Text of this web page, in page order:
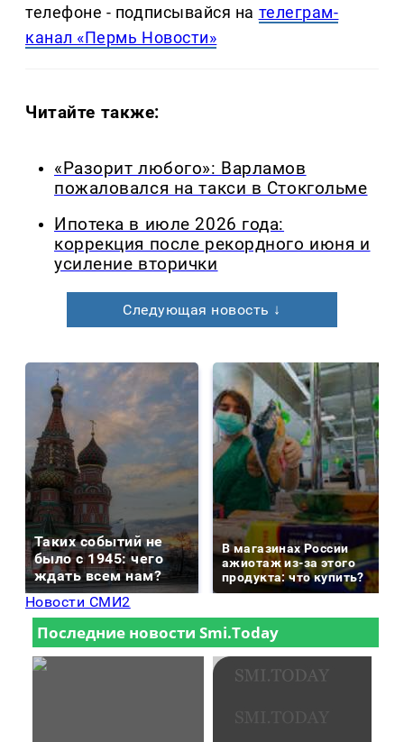
телефоне - подписывайся на телеграм-
канал «Пермь Новости»
Читайте также:
«Разорит любого»: Варламов
пожаловался на такси в Стокгольме
Ипотека в июле 2026 года:
коррекция после рекордного июня и
усиление вторички
Следующая новость ↓
Таких событий не
было с 1945: чего
ждать всем нам?
В магазинах России
ажиотаж из-за этого
продукта: что купить?
Новости СМИ2